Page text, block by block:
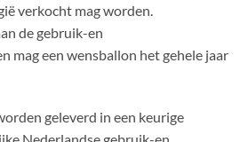
verkocht mag worden.
de gebruik-en
mag een wensballon het gehele jaar
geleverd in een keurige